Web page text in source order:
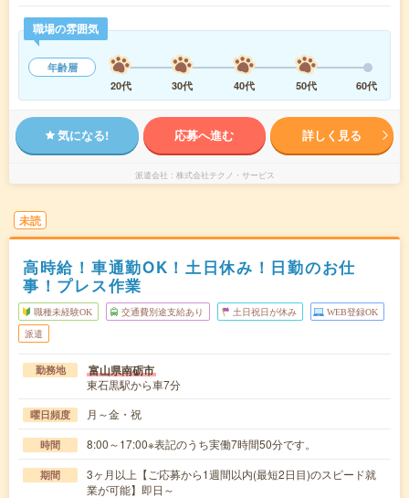
職場の雰囲気
年齢層
20代
30代 40代 50代 60代
気になる! 応募へ進む 詳しく見る
派遣会社 株式会社テクノ・サービス
未読
高時給！車通勤OK！土日休み！日勤のお仕
事！プレス作業
職種未経験OK 交通費別途支給あり 土日祝日が休み WEB登録OK
派遣
勤務地 富山県南砺市
東石黒駅から車7分
曜日頻度 月～金・祝
時間 8:00～17:00※表記のうち実働7時間50分です。
期間
3ヶ月以上【ご応募から1週間以内(最短2日目)のスピード就
業が可能】即日～